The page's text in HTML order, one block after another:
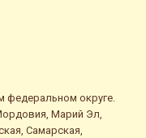
федеральном округе.
Марий Эл,
Самарская,